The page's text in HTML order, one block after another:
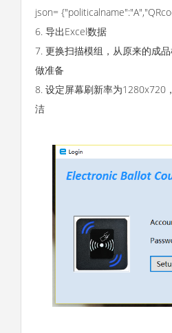
json=
6. 导出Excel数据
7. 更换扫描模组，从原来的成
做准备
8. 设定屏幕刷新率为1280x720
洁